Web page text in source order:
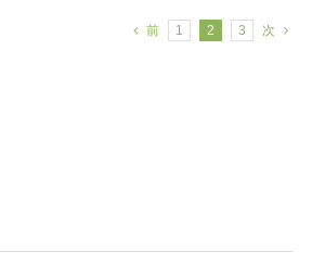
前 1 2 3 次